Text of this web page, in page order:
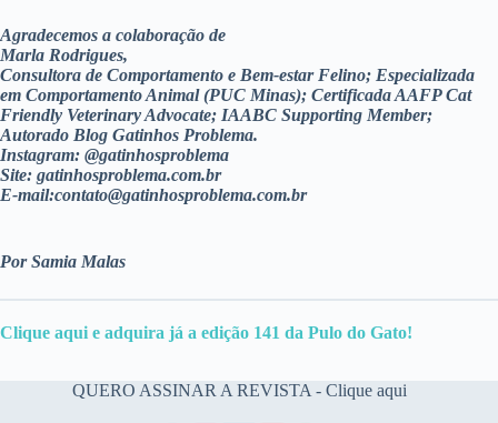
Agradecemos a colaboração de
Marla Rodrigues,
Consultora de Comportamento e Bem-estar Felino; Especializada
em Comportamento Animal (PUC Minas); Certificada AAFP Cat
Friendly Veterinary Advocate; IAABC Supporting Member;
Autorado Blog Gatinhos Problema.
Instagram: @gatinhosproblema
Site: gatinhosproblema.com.br
E-mail:contato@gatinhosproblema.com.br
Por Samia Malas
Clique aqui e adquira já a edição 141 da Pulo do Gato!
QUERO ASSINAR A REVISTA - Clique aqui